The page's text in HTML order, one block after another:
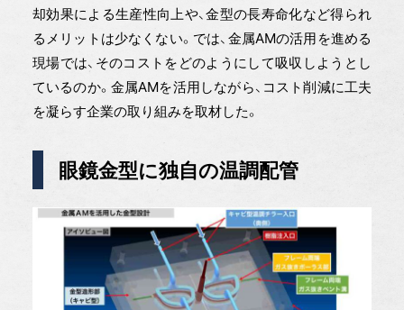
却効果による生産性向上や、金型の長寿命化など得られ
るメリットは少なくない。では、金属AMの活用を進める
現場では、そのコストをどのようにして吸収しようとし
ているのか。金属AMを活用しながら、コスト削減に工夫
を凝らす企業の取り組みを取材した。
眼鏡金型に独自の温調配管